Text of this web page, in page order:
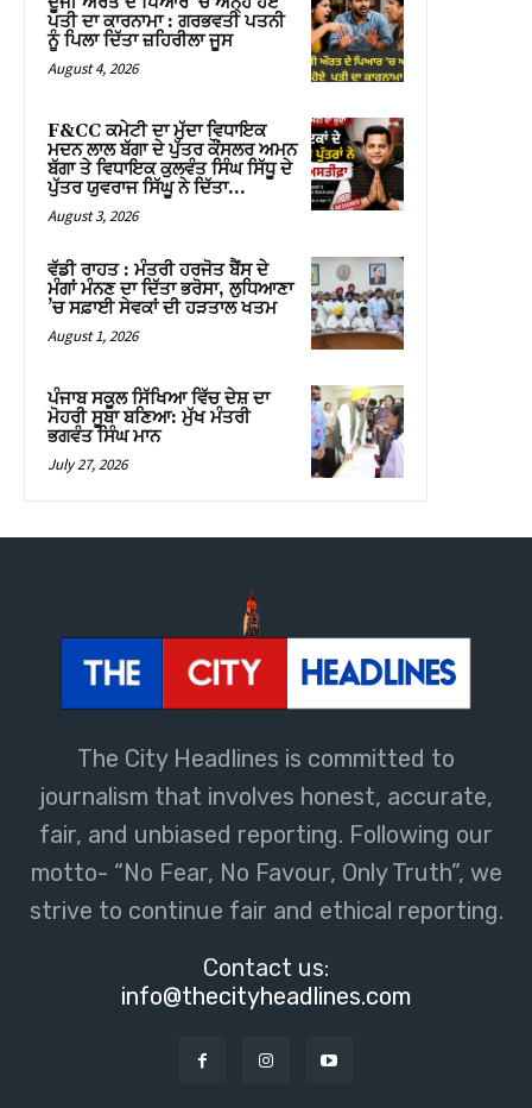
The City Headlines is committed to
journalism that involves honest, accurate,
fair, and unbiased reporting. Following our
motto- “No Fear, No Favour, Only Truth”, we
strive to continue fair and ethical reporting.
Contact us:
info@thecityheadlines.com